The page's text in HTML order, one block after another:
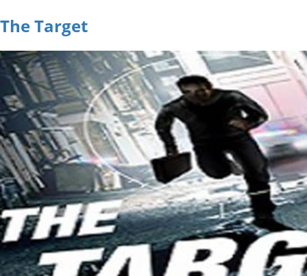
The Target